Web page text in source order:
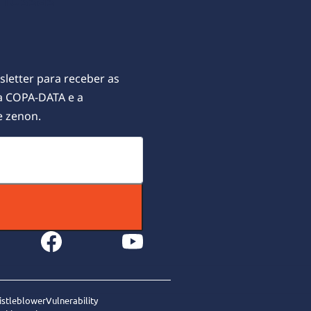
para receber as
DATA e a
zenon.
youtube
Vulnerability